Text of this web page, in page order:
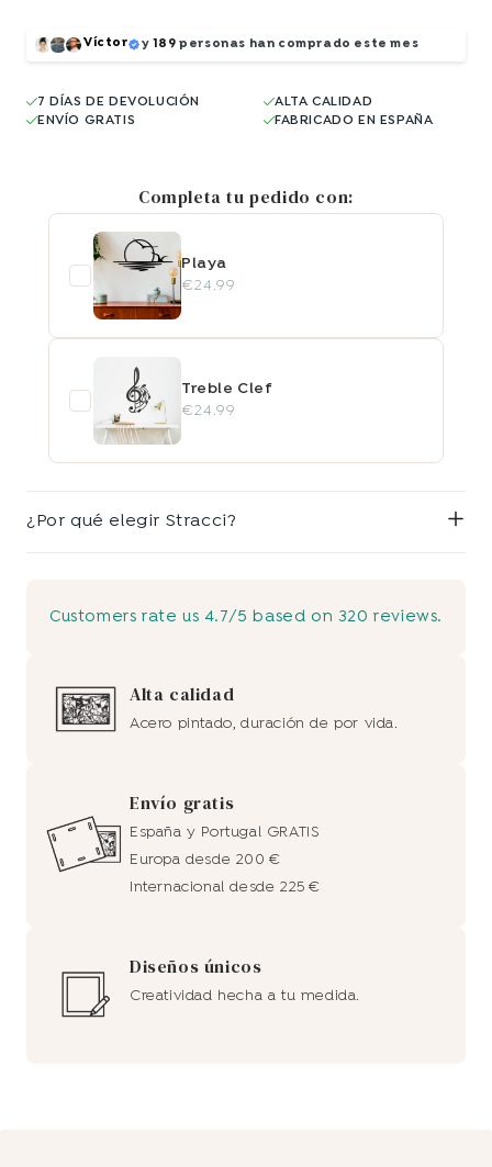
Víctor y 189 personas han comprado este mes
7 DÍAS DE DEVOLUCIÓN
ALTA CALIDAD
ENVÍO GRATIS
FABRICADO EN ESPAÑA
Completa tu pedido con:
Playa
€24.99
Treble Clef
€24.99
¿Por qué elegir Stracci?
Customers rate us 4.7/5 based on 320 reviews.
Alta calidad
Acero pintado, duración de por vida.
Envío gratis
España y Portugal GRATIS
Europa desde 200 €
Internacional desde 225 €
Diseños únicos
Creatividad hecha a tu medida.